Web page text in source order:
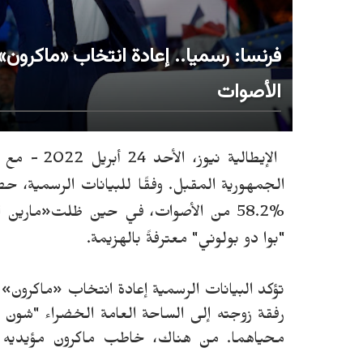
الأصوات
الجمهورية المقبل. وفقًا للبيانات الرسمية،
%58.2 من الأصوات، في حين ظلت
«مارين
"بوا دو بولوني" معترفة بالهزيمة.
تؤكد البيانات الرسمية إعادة انتخاب «ماكرون»
رفقة زوجته إلى الساحة العامة الخضراء
محياهما. من هناك، خاطب ماكرون مؤيديه